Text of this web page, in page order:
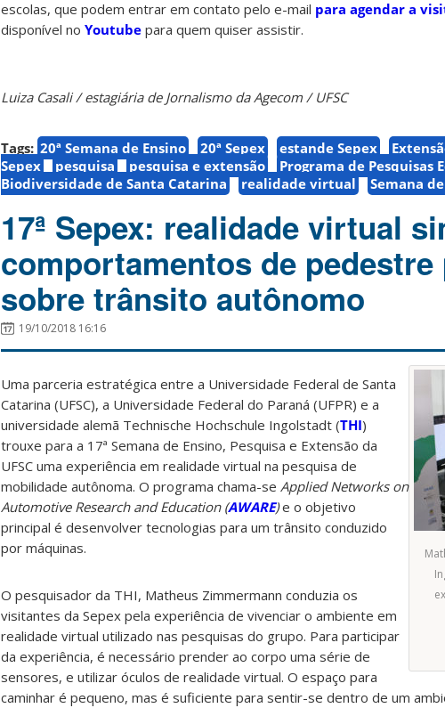
escolas, que podem entrar em contato pelo e-mail para agendar a
disponível no Youtube para quem quiser assistir.
Luiza Casali / estagiária de Jornalismo da Agecom / UFSC
Tags: 20ª Semana de Ensino 20ª Sepex estande Sepex
Sepex
pesquisa pesquisa e extensão
Programa de Pesquisas
Biodiversidade de Santa Catarina
realidade virtual Semana
17ª Sepex: realidade virtual
comportamentos de pedestre
sobre trânsito autônomo
19/10/2018 16:16
Uma parceria estratégica entre a Universidade Federal de Santa
Catarina (UFSC), a Universidade Federal do Paraná (UFPR) e a
universidade alemã Technische Hochschule Ingolstadt (THI)
trouxe para a 17ª Semana de Ensino, Pesquisa e Extensão da
UFSC uma experiência em realidade virtual na pesquisa de
mobilidade autônoma. O programa chama-se Applied Networks on
Automotive Research and Education (AWARE)e o objetivo
principal é desenvolver tecnologias para um trânsito conduzido
por máquinas.
O pesquisador da THI, Matheus Zimmermann conduzia os
visitantes da Sepex pela experiência de vivenciar o ambiente em
realidade virtual utilizado nas pesquisas do grupo. Para participar
da experiência, é necessário prender ao corpo uma série de
sensores, e utilizar óculos de realidade virtual. O espaço para
caminhar é pequeno, mas é suficiente para sentir-se dentro de um